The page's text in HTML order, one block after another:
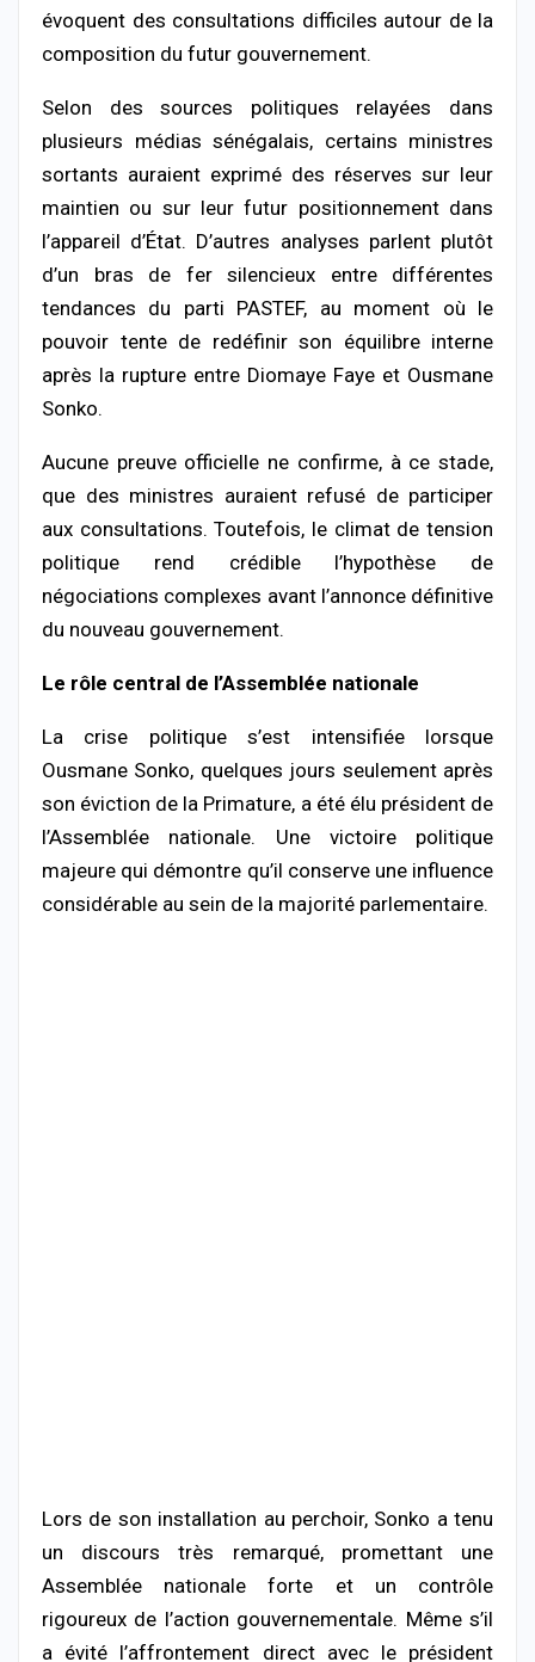
évoquent des consultations difficiles autour de la
composition du futur gouvernement.
Selon des sources politiques relayées dans
plusieurs médias sénégalais, certains ministres
sortants auraient exprimé des réserves sur leur
maintien ou sur leur futur positionnement dans
l’appareil d’État. D’autres analyses parlent plutôt
d’un bras de fer silencieux entre différentes
tendances du parti PASTEF, au moment où le
pouvoir tente de redéfinir son équilibre interne
après la rupture entre Diomaye Faye et Ousmane
Sonko.
Aucune preuve officielle ne confirme, à ce stade,
que des ministres auraient refusé de participer
aux consultations. Toutefois, le climat de tension
politique rend crédible l’hypothèse de
négociations complexes avant l’annonce définitive
du nouveau gouvernement.
Le rôle central de l’Assemblée nationale
La crise politique s’est intensifiée lorsque
Ousmane Sonko, quelques jours seulement après
son éviction de la Primature, a été élu président de
l’Assemblée nationale. Une victoire politique
majeure qui démontre qu’il conserve une influence
considérable au sein de la majorité parlementaire.
Lors de son installation au perchoir, Sonko a tenu
un discours très remarqué, promettant une
Assemblée nationale forte et un contrôle
rigoureux de l’action gouvernementale. Même s’il
a évité l’affrontement direct avec le président